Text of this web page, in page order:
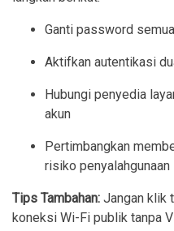
Ganti password
Aktifkan autentikasi
Hubungi penyedia
akun
Pertimbangkan
risiko penyalahgunaan
Tips Tambahan: Jangan klik
koneksi Wi-Fi publik tanpa